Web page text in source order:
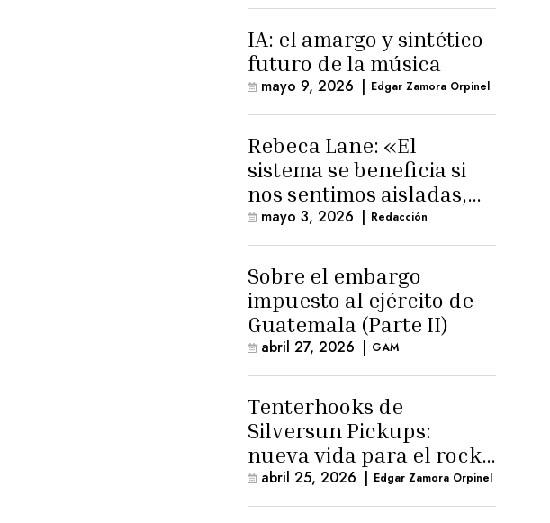
IA: el amargo y sintético
futuro de la música
mayo 9, 2026 | Edgar Zamora Orpinel
Rebeca Lane: «El
sistema se beneficia si
nos sentimos aisladas,
sin esperanza o espacio
para la ternura»
mayo 3, 2026 | Redacción
Sobre el embargo
impuesto al ejército de
Guatemala (Parte II)
abril 27, 2026 | GAM
Tenterhooks de
Silversun Pickups:
nueva vida para el rock
alternativo
abril 25, 2026 | Edgar Zamora Orpinel